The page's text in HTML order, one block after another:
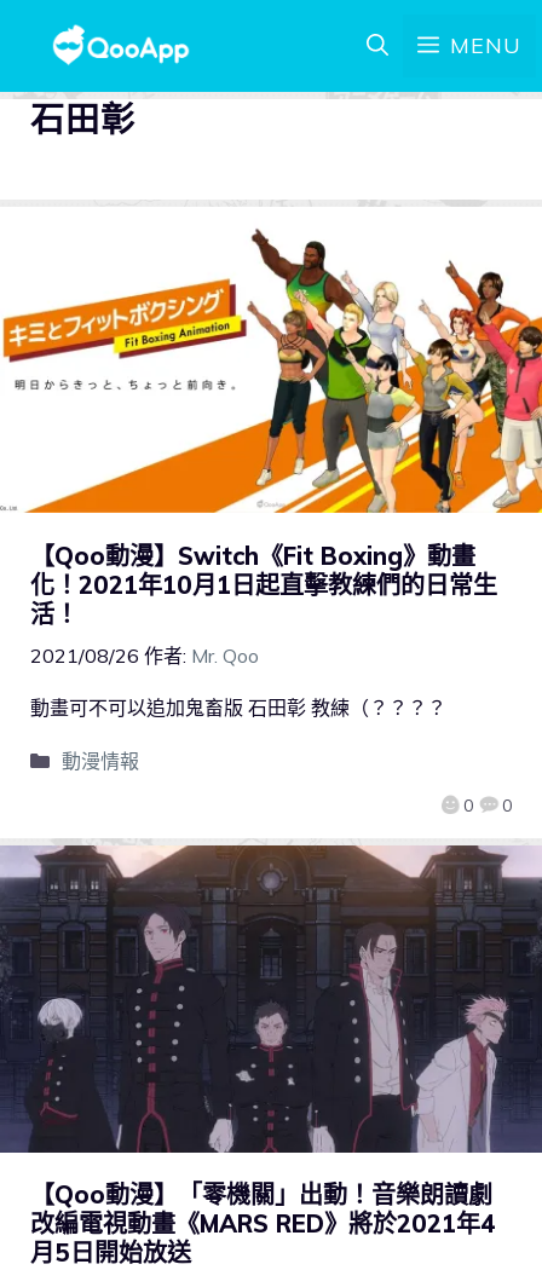
MENU
石田彰
【Qoo動漫】Switch《Fit Boxing》動畫
化！2021年10月1日起直擊教練們的日常生
活！
2021/08/26 作者: Mr. Qoo
0 0
動畫可不可以追加鬼畜版 石田彰 教練（？？？？
動漫情報
【Qoo動漫】「零機關」出動！音樂朗讀劇
改編電視動畫《MARS RED》將於2021年4
月5日開始放送